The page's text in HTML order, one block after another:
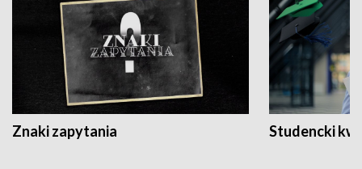
Znaki zapytania Studencki